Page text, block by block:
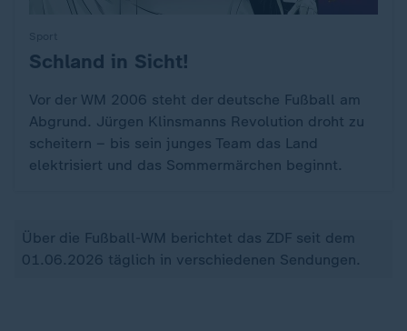
:Schland in Sicht!
Vor der WM 2006 steht der deutsche Fußball am
Abgrund. Jürgen Klinsmanns Revolution droht zu
scheitern – bis sein junges Team das Land
elektrisiert und das Sommermärchen beginnt.
Über die Fußball-WM berichtet das ZDF seit dem
01.06.2026 täglich in verschiedenen Sendungen.